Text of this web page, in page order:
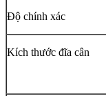
Độ chính xác
Kích thước đĩa cân